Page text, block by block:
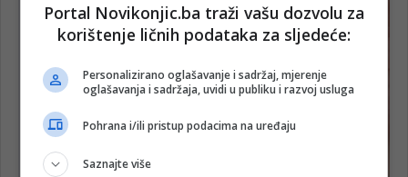
Portal Novikonjic.ba traži vašu dozvolu za
korištenje ličnih podataka za sljedeće:
Personalizirano oglašavanje i sadržaj, mjerenje
oglašavanja i sadržaja, uvidi u publiku i razvoj usluga
Pohrana i/ili pristup podacima na uređaju
Saznajte više